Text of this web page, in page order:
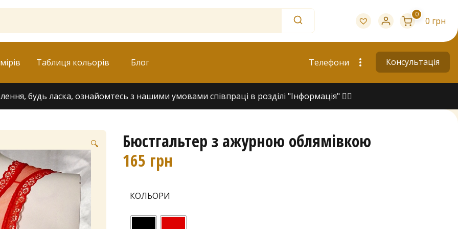
0
0 грн
Таблиця кольорів Блог Телефони Консультація
будь ласка, ознайомтесь з нашими умовами співпраці в розділі "Інформація" 👇🏻
🔍
Бюстгальтер з ажурною облямівкою
165 грн
КОЛЬОРИ